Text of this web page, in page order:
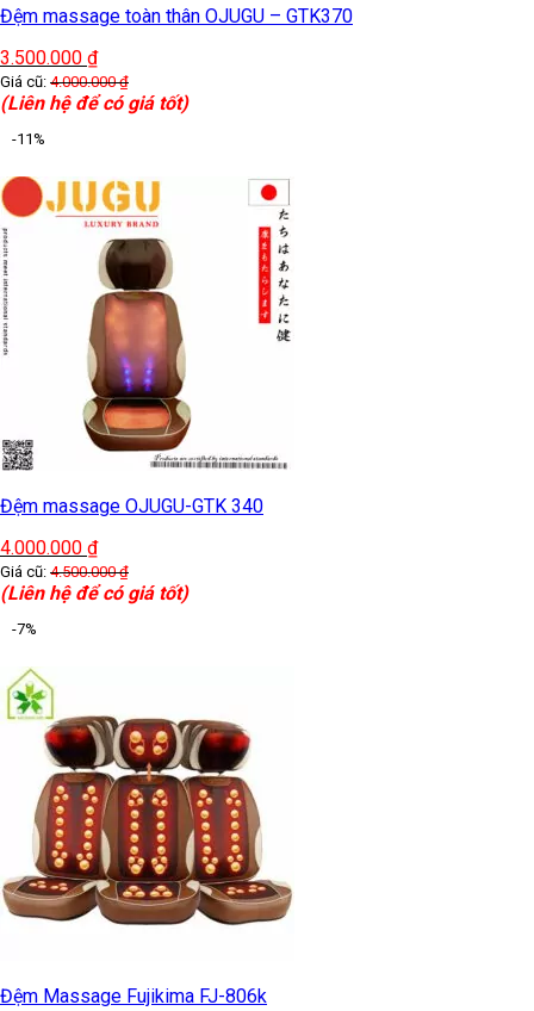
Đệm massage toàn thân OJUGU – GTK370
3.500.000 ₫
Giá cũ: 4.000.000₫
(Liên hệ để có giá tốt)
-11%
Đệm massage OJUGU-GTK 340
4.000.000 ₫
Giá cũ: 4.500.000₫
(Liên hệ để có giá tốt)
-7%
Đệm Massage Fujikima FJ-806k